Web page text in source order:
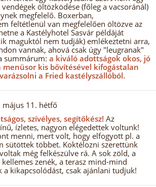
öltözködése (főleg a vacsoránál)
megfelelő. Boxerban,
feltétlenül van megfelelően öltözve az
a Kastélyhotel Sasvár példáját
maguktól nem tudják) emlékeztetni arra,
vannak, ahová csak úgy "leugranak"
summárum: a kiváló adottságok okos, jó
menüsor kis bővítésével kifogástalan
a Fried kastélyszállóból.
május 11. hétfő
szívélyes, segítőkész! Az
ízletes, nagyon elégedettek voltunk!
menni, mert volt, hogy elfogyott pl. a
sütöttek többet. Koktélozni szerettünk
még felkészülve rá. A sok zöld, a
kellemes zenék, a terasz mind-mind
a kikapcsolódást, csak ajánlani tudjuk!